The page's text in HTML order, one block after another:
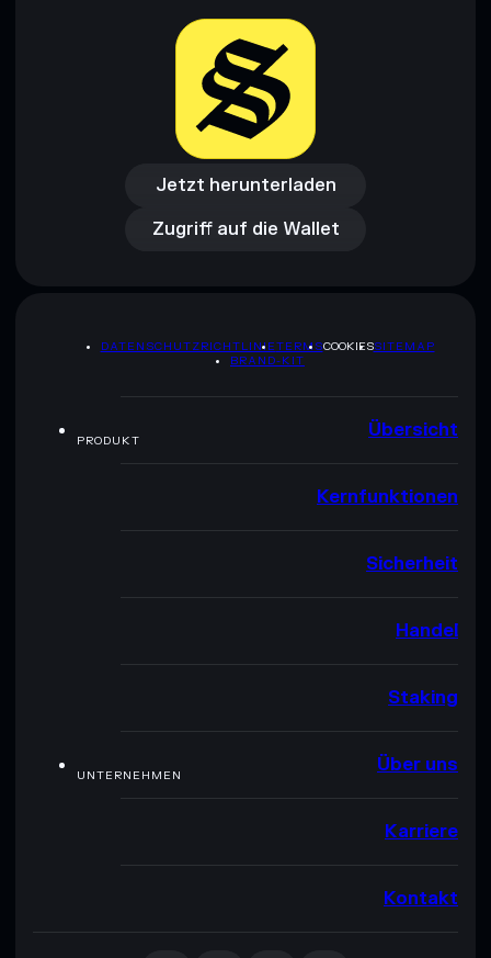
Jetzt herunterladen
Jetzt herunterladen
Zugriff auf die Wallet
Zugriff auf die Wallet
DATENSCHUTZRICHTLINIETERMSCOOKIESSITEMAP
BRAND-KIT
PRODUKT Übersicht
Kernfunktionen
Sicherheit
Handel
Staking
UNTERNEHMEN Über uns
Karriere
Kontakt